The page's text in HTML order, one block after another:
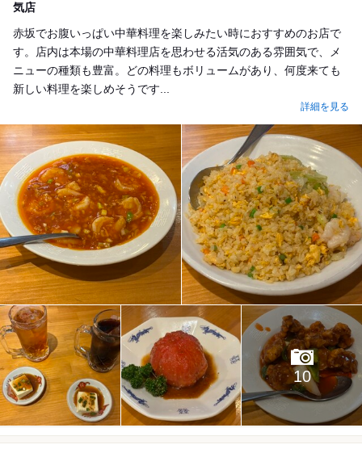
気店
赤坂でお腹いっぱい中華料理を楽しみたい時におすすめのお店で
す。店内は本場の中華料理店を思わせる活気のある雰囲気で、メ
ニューの種類も豊富。どの料理もボリュームがあり、何度来ても
新しい料理を楽しめそうです...
詳細を見る
10